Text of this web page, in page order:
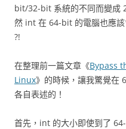
bit/32-bit 系統的不同而變成
然 int 在 64-bit 的電腦也應
?!
在整理前一篇文章《Bypass
Linux》的時候，讓我驚覺在
各自表述的！
首先，int 的大小即使到了